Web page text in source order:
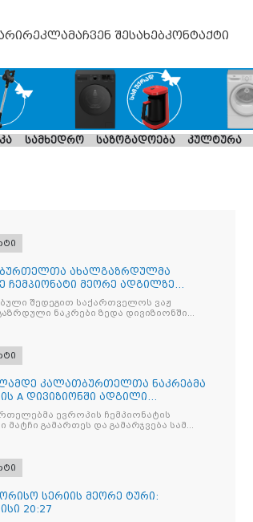
რეკლამაჩვენ შესახებკონტაქტი
სამხედრო საზოგადოება კულტურა
ახალგაზრდულმა
ჩემპიონატი მეორე ადგილზე
შედეგით საქართველოს ვაჟ
ნაკრები ზედა დივიზიონში
კალათბურთელთა ნაკრებმა
А დივიზიონში ადგილი
ევროპის ჩემპიონატის
მატჩი გამართეს და გამარჯვება სამ
სერიის მეორე ტური:
20:27